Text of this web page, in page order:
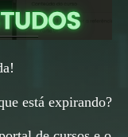
está expirando?